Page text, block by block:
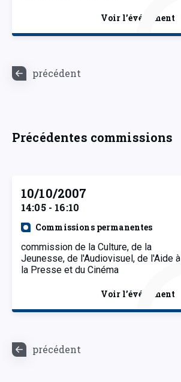
Voir l’événement
précédent
Précédentes commissions
10/10/2007
14:05 - 16:10
Commissions permanentes
commission de la Culture, de la
Jeunesse, de l'Audiovisuel, de l'Aide à
la Presse et du Cinéma
Voir l’événement
précédent